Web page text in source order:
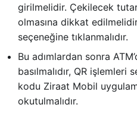
girilmelidir. Çekilecek
olmasına dikkat
seçeneğine tıklanmalıdır.
Bu adımlardan sonra
basılmalıdır, QR işlemleri
kodu Ziraat Mobil
okutulmalıdır.